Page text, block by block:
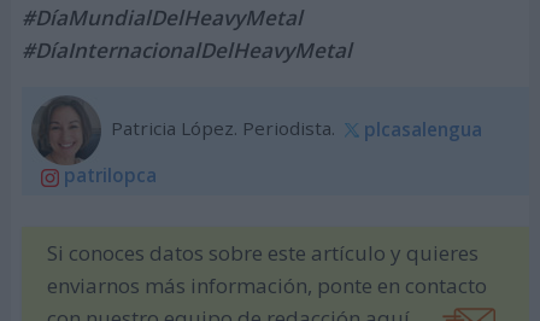
#DíaMundialDelHeavyMetal
#DíaInternacionalDelHeavyMetal
Patricia López. Periodista.
plcasalengua
patrilopca
Si conoces datos sobre este artículo y quieres
enviarnos más información, ponte en contacto